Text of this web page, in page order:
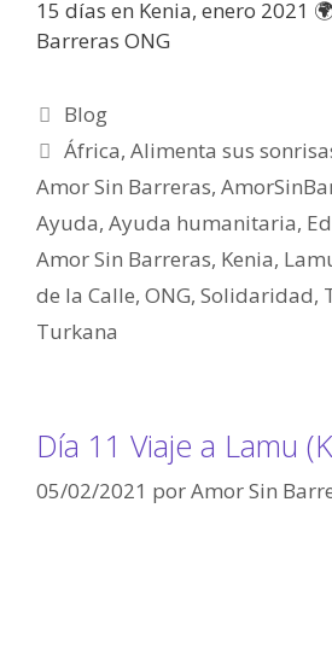
15 días en Kenia, enero 2021
Barreras ONG
Blog
África,Alimenta sus
Amor Sin Barreras,
Ayuda, Ayuda humanitaria,
Amor Sin Barreras, Kenia,
de la Calle, ONG, Solidaridad,
Turkana
Día 11 Viaje a Lamu
05/02/2021 porAmor Sin